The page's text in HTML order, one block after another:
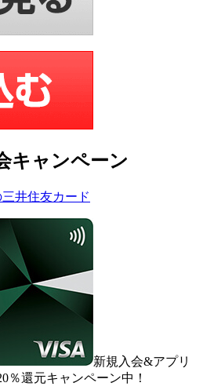
キャンペーン
井住友カード
新規入会&アプリ
％還元キャンペーン中！